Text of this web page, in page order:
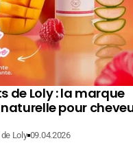
de Loly : la marque
pour
Loly 09.04.2026